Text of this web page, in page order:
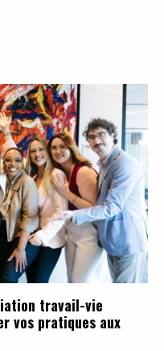
travail-vie
vos pratiques aux